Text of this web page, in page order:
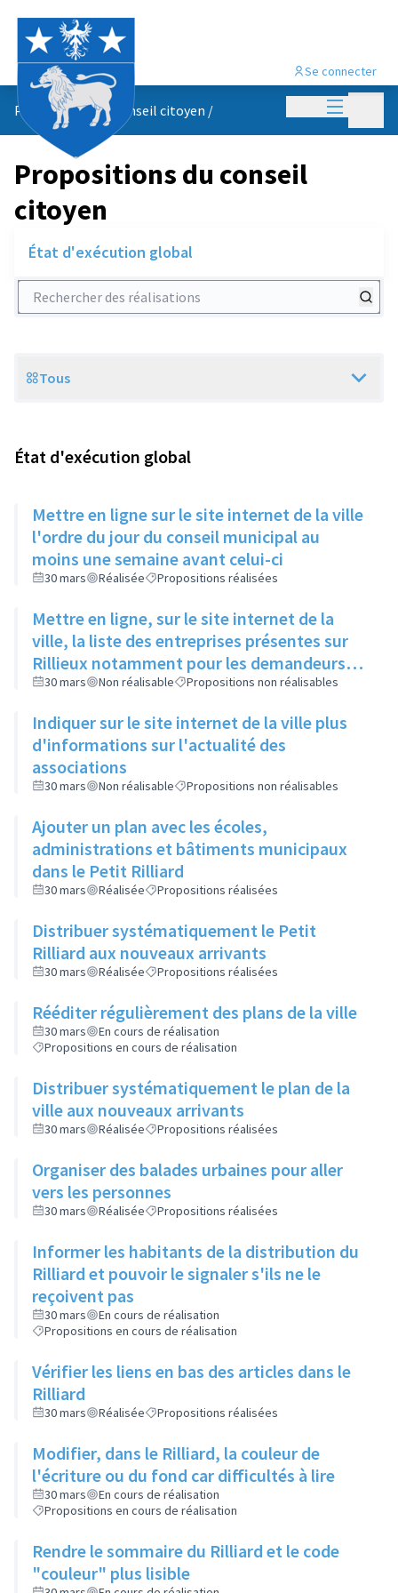
Menu
Se connecter
Propositions du conseil citoyen /
Propositions du conseil
citoyen
État d'exécution global
Rechercher des réalisations
Scope
Tous
État d'exécution global
Mettre en ligne sur le site internet de la ville
l'ordre du jour du conseil municipal au
moins une semaine avant celui-ci
30 mars Réalisée Propositions réalisées
Mettre en ligne, sur le site internet de la
ville, la liste des entreprises présentes sur
Rillieux notamment pour les demandeurs
d'emploi
30 mars Non réalisable Propositions non réalisables
Indiquer sur le site internet de la ville plus
d'informations sur l'actualité des
associations
30 mars Non réalisable Propositions non réalisables
Ajouter un plan avec les écoles,
administrations et bâtiments municipaux
dans le Petit Rilliard
30 mars Réalisée Propositions réalisées
Distribuer systématiquement le Petit
Rilliard aux nouveaux arrivants
30 mars Réalisée Propositions réalisées
Rééditer régulièrement des plans de la ville
30 mars
En cours de réalisation
Propositions en cours de réalisation
Distribuer systématiquement le plan de la
ville aux nouveaux arrivants
30 mars Réalisée Propositions réalisées
Organiser des balades urbaines pour aller
vers les personnes
30 mars Réalisée Propositions réalisées
Informer les habitants de la distribution du
Rilliard et pouvoir le signaler s'ils ne le
reçoivent pas
30 mars
En cours de réalisation
Propositions en cours de réalisation
Vérifier les liens en bas des articles dans le
Rilliard
30 mars Réalisée Propositions réalisées
Modifier, dans le Rilliard, la couleur de
l'écriture ou du fond car difficultés à lire
30 mars
En cours de réalisation
Propositions en cours de réalisation
Rendre le sommaire du Rilliard et le code
"couleur" plus lisible